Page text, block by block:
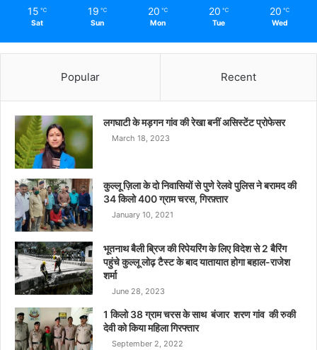
15 ℃
Sat
19 ℃
Sun
20 ℃
Mon
20 ℃
Tue
20 ℃
Wed
Popular Recent
लगघाटी के मड़गन गांव की रेखा बनीं असिस्टेंट प्रोफेसर
March 18, 2023
कुल्लू ज़िला के दो निवासियों से पुणे रेलवे पुलिस ने बरामद की
34 किलो 400 ग्राम चरस, गिरफ़्तार
January 10, 2021
भूतनाथ बैली ब्रिज की रिपेयरिंग के लिए विदेश से 2 बैरिंग
पहुंचे कुल्लू लोढ़ टैस्ट के बाद यातायात होगा बहाल-राजेश
शर्मा
June 28, 2023
1 किलो 38 ग्राम चरस के साथ बंजार शरण गांव की रुकी
देवी को किया महिला गिरफ्तार
September 2, 2022